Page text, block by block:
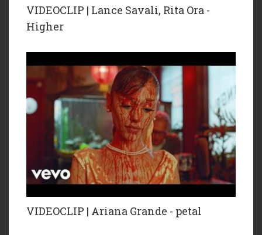
VIDEOCLIP | Lance Savali, Rita Ora -
Higher
VIDEOCLIP | Ariana Grande - petal